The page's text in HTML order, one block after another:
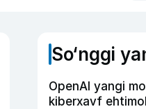
So‘nggi
OpenAI yangi
kiberxavf